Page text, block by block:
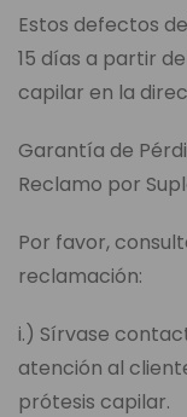
Estos defectos
15 días a partir
capilar en la
Garantía de
Reclamo por
Por favor,
reclamación:
i.) Sírvase
atención al
prótesis capilar.